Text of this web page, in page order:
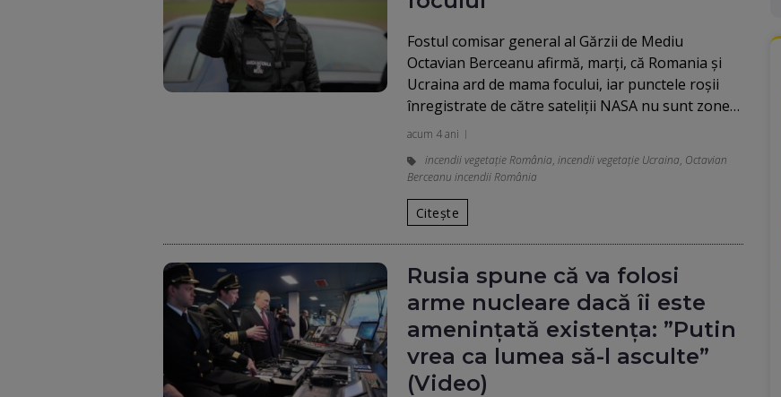
Fostul comisar general al Gărzii de Mediu
Octavian Berceanu afirmă, marţi, că Romania şi
Ucraina ard de mama focului, iar punctele roşii
înregistrate de către sateliţii NASA nu sunt zone…
acum 4 ani
incendii vegetație România, incendii vegetație Ucraina, Octavian
Berceanu incendii România
Citește
Rusia spune că va folosi
arme nucleare dacă îi este
amenințată existența: ”Putin
vrea ca lumea să-l asculte”
(Video)